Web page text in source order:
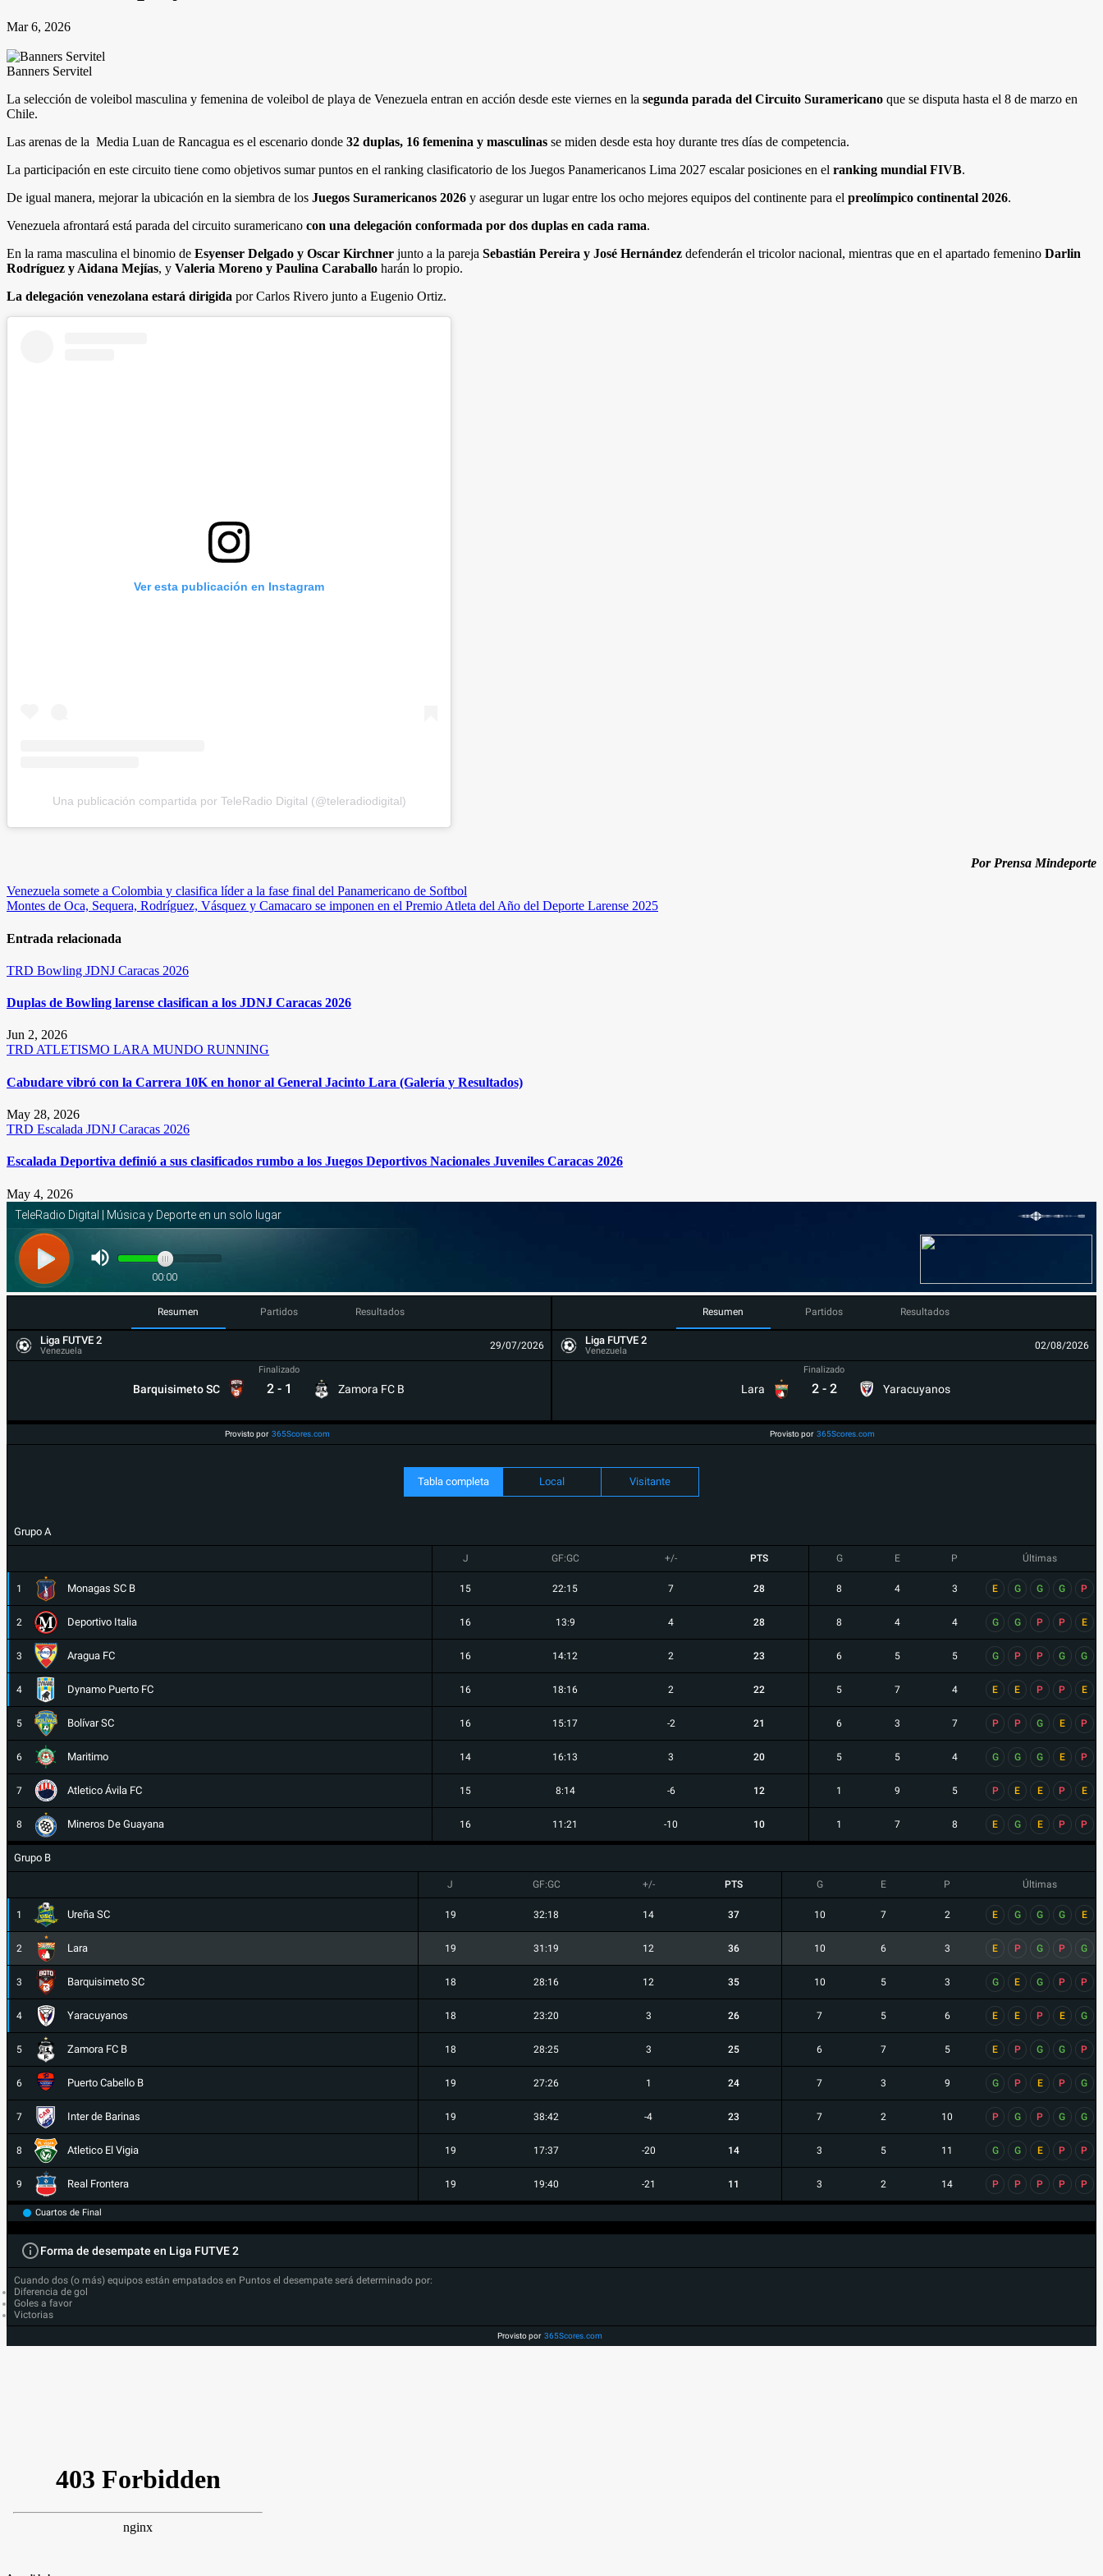
Mar 6, 2026
Banners Servitel
La selección de voleibol masculina y femenina de voleibol de playa de Venezuela entran en acción desde este viernes en la segunda parada del Circuito Suramericano que se disputa hasta el 8 de marzo en
Chile.
Las arenas de la Media Luan de Rancagua es el escenario donde 32 duplas, 16 femenina y masculinas se miden desde esta hoy durante tres días de competencia.
La participación en este circuito tiene como objetivos sumar puntos en el ranking clasificatorio de los Juegos Panamericanos Lima 2027 escalar posiciones en el ranking mundial FIVB.
De igual manera, mejorar la ubicación en la siembra de los Juegos Suramericanos 2026 y asegurar un lugar entre los ocho mejores equipos del continente para el preolímpico continental 2026.
Venezuela afrontará está parada del circuito suramericano con una delegación conformada por dos duplas en cada rama.
En la rama masculina el binomio de Esyenser Delgado y Oscar Kirchner junto a la pareja Sebastián Pereira y José Hernández defenderán el tricolor nacional, mientras que en el apartado femenino Darlin
Rodríguez y Aidana Mejías, y Valeria Moreno y Paulina Caraballo harán lo propio.
La delegación venezolana estará dirigida por Carlos Rivero junto a Eugenio Ortiz.
Ver esta publicación en Instagram
Una publicación compartida por TeleRadio Digital (@teleradiodigital)
Por Prensa Mindeporte
Navegación
de
entradas
Venezuela somete a Colombia y clasifica líder a la fase final del Panamericano de Softbol
Montes de Oca, Sequera, Rodríguez, Vásquez y Camacaro se imponen en el Premio Atleta del Año del Deporte Larense 2025
Entrada relacionada
TRD Bowling JDNJ Caracas 2026
Duplas de Bowling larense clasifican a los JDNJ Caracas 2026
Jun 2, 2026
TRD ATLETISMO LARAMUNDO RUNNING
Cabudare vibró con la Carrera 10K en honor al General Jacinto Lara (Galería y Resultados)
May 28, 2026
TRD Escalada JDNJ Caracas 2026
Escalada Deportiva definió a sus clasificados rumbo a los Juegos Deportivos Nacionales Juveniles Caracas 2026
May 4, 2026
Resumen Partidos Resultados
Liga FUTVE 2
Venezuela 29/07/2026
Barquisimeto SC
Finalizado
2 - 1 Zamora FC B
Provisto por 365Scores.com
Resumen Partidos Resultados
Liga FUTVE 2
Venezuela 02/08/2026
Lara
Finalizado
2 - 2 Yaracuyanos
Provisto por 365Scores.com
Tabla completa Local Visitante
Grupo A
J GF:GC +/- PTS G E P Últimas
1 Monagas SC B 15 22:15 7 28 8 4 3 E G G G P
2 Deportivo Italia 16 13:9 4 28 8 4 4 G G P P E
3 Aragua FC 16 14:12 2 23 6 5 5 G P P G G
4 Dynamo Puerto FC 16 18:16 2 22 5 7 4 E E P P E
5 Bolívar SC 16 15:17 -2 21 6 3 7 P P G E P
6 Maritimo 14 16:13 3 20 5 5 4 G G G E P
7 Atletico Ávila FC 15 8:14 -6 12 1 9 5 P E E P E
8 Mineros De Guayana 16 11:21 -10 10 1 7 8 E G E P P
Grupo B
J GF:GC +/- PTS G E P Últimas
1 Ureña SC 19 32:18 14 37 10 7 2 E G G G E
2 Lara 19 31:19 12 36 10 6 3 E P G P G
3 Barquisimeto SC 18 28:16 12 35 10 5 3 G E G P P
4 Yaracuyanos 18 23:20 3 26 7 5 6 E E P E G
5 Zamora FC B 18 28:25 3 25 6 7 5 E P G G P
6 Puerto Cabello B 19 27:26 1 24 7 3 9 G P E P G
7 Inter de Barinas 19 38:42 -4 23 7 2 10 P G P G G
8 Atletico El Vigia 19 17:37 -20 14 3 5 11 G G E P P
9 Real Frontera 19 19:40 -21 11 3 2 14 P P P P P
Cuartos de Final
Forma de desempate en Liga FUTVE 2
Cuando dos (o más) equipos están empatados en Puntos el desempate será determinado por:
Diferencia de gol
Goles a favor
Victorias
Provisto por 365Scores.com